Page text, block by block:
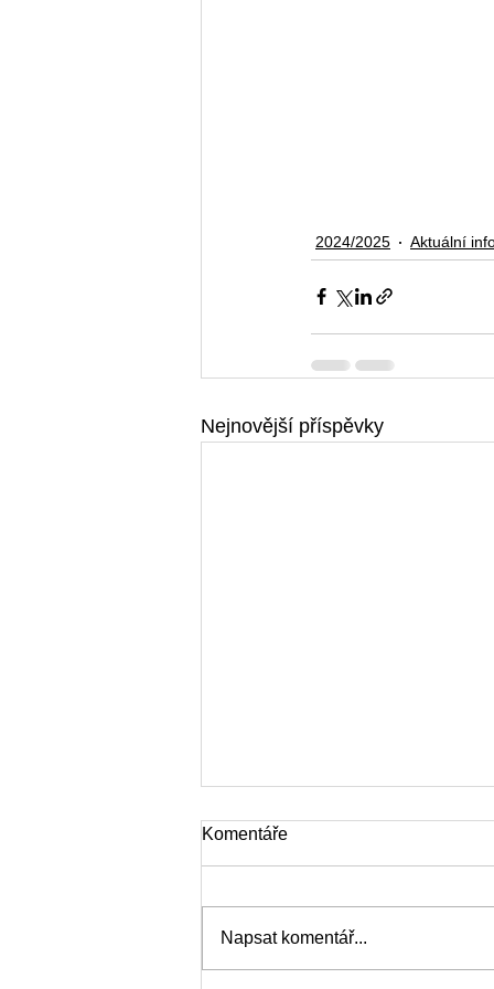
2024/2025 Aktuální
Nejnovější příspěvky
Hokej na dvorcích 2026
Komentáře
Napsat komentář...